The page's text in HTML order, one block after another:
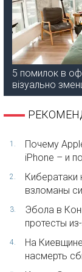
5 помилок в
візуально
1.
Почему
iPhone – и
2.
взломаны
3.
Эбола в
протесты
4.
На
насмерть